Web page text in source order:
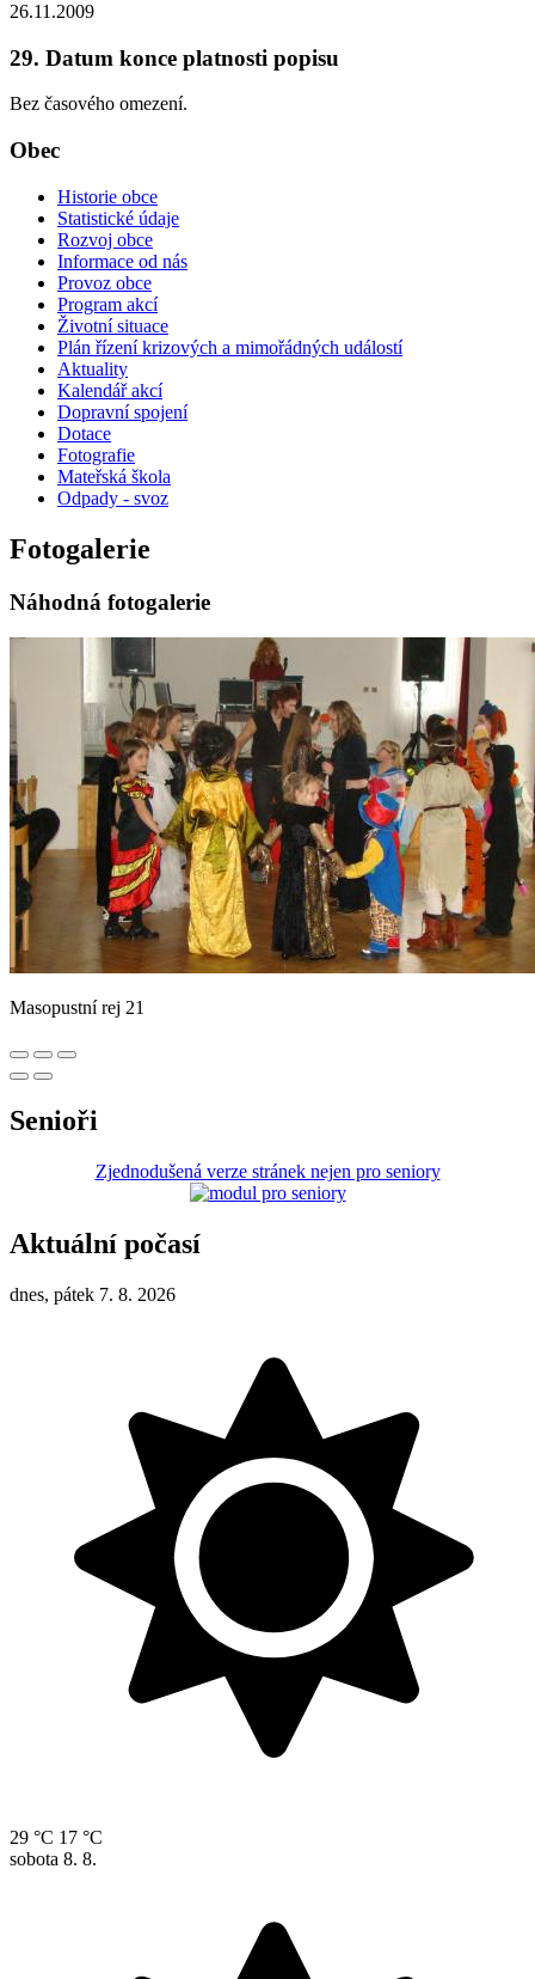
26.11.2009
29. Datum konce platnosti popisu
Bez časového omezení.
Obec
Historie obce
Statistické údaje
Rozvoj obce
Informace od nás
Provoz obce
Program akcí
Životní situace
Plán řízení krizových a mimořádných událostí
Aktuality
Kalendář akcí
Dopravní spojení
Dotace
Fotografie
Mateřská škola
Odpady - svoz
Fotogalerie
Náhodná fotogalerie
Masopustní rej 21
Senioři
Zjednodušená verze stránek nejen pro seniory
Aktuální počasí
dnes, pátek 7. 8. 2026
29 °C 17 °C
sobota 8. 8.